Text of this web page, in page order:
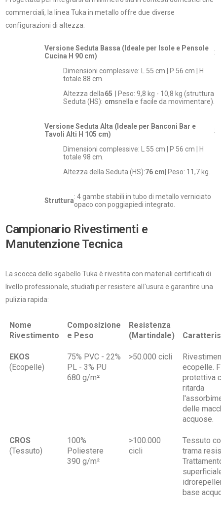
commerciali, la linea Tuka in metallo offre due diverse
configurazioni di altezza:
Versione Seduta Bassa (Ideale per Isole e Pensole
Cucina H 90 cm)
:
Dimensioni complessive: L 55 cm | P 56 cm | H
totale 88 cm.
Altezza della
Seduta (HS):
65
cm
| Peso: 9,8 kg - 10,8 kg (struttura
snella e facile da movimentare).
Versione Seduta Alta (Ideale per Banconi Bar e
Tavoli Alti H 105 cm)
:
Dimensioni complessive: L 55 cm | P 56 cm | H
totale 98 cm.
Altezza della Seduta (HS):76 cm | Peso: 11,7 kg.
Struttura: 4 gambe stabili in tubo di metallo verniciato
opaco con poggiapiedi integrato.
Campionario Rivestimenti e
Manutenzione Tecnica
La scocca dello sgabello Tuka è rivestita con materiali certificati di
livello professionale, studiati per resistere all'usura e garantire una
pulizia rapida:
Nome
Rivestimento
Composizione
e Peso
Resistenza
(Martindale)
EKOS
(Ecopelle)
75% PVC - 22%
PL - 3% PU
680 g/m²
>50.000 cicli
ecopelle.
protettiva
ritarda
delle
acquose.
CROS
(Tessuto)
100%
Poliestere
390 g/m²
>100.000
cicli
Tessuto
trama
base